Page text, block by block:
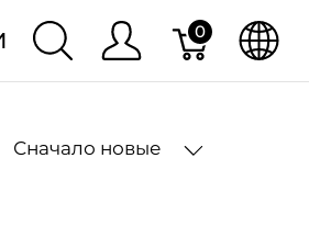
0
Сначало новые